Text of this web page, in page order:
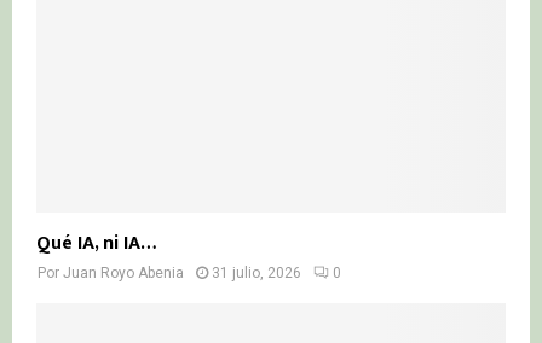
Qué IA, ni IA…
Por Juan Royo Abenia 31 julio, 2026 0